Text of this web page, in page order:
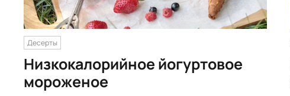
Десерты
Низкокалорийное йогуртовое
мороженое